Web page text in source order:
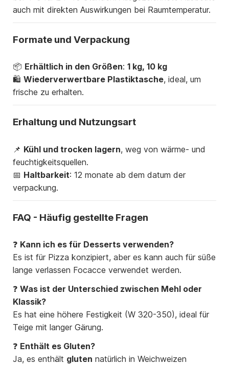
auch mit direkten Auswirkungen bei Raumtemperatur.
Formate und Verpackung
📦 Erhältlich in den Größen: 1 kg, 10 kg
🛍 Wiederverwertbare Plastiktasche, ideal, um
frische zu erhalten.
Erhaltung und Nutzungsart
📌 Kühl und trocken lagern, weg von wärme- und
feuchtigkeitsquellen.
📅 Haltbarkeit: 12 monate ab dem datum der
verpackung.
FAQ - Häufig gestellte Fragen
❓ Kann ich es für Desserts verwenden?
Es ist für Pizza konzipiert, aber es kann auch für süße
lange verlassen Focacce verwendet werden.
❓ Was ist der Unterschied zwischen Mehl oder
Klassik?
Es hat eine höhere Festigkeit (W 320-350), ideal für
Teige mit langer Gärung.
❓ Enthält es Gluten?
Ja, es enthält gluten natürlich in Weichweizen